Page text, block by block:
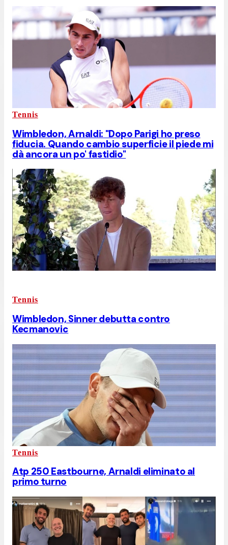
Tennis
Wimbledon, Arnaldi: "Dopo Parigi ho preso
fiducia. Quando cambio superficie il piede mi
dà ancora un po' fastidio"
Tennis
Wimbledon, Sinner debutta contro
Kecmanovic
Tennis
Atp 250 Eastbourne, Arnaldi eliminato al
primo turno